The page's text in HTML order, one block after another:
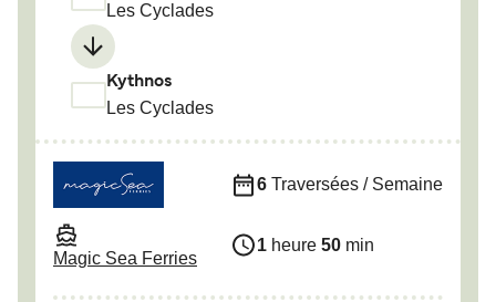
Les Cyclades
Kythnos
Les Cyclades
Magic Sea Ferries
6 Traversées / Semaine
1 heure 50 min